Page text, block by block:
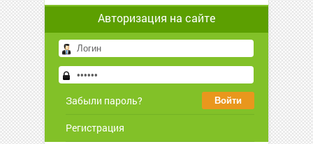
Авторизация на сайте
Забыли пароль?
Регистрация